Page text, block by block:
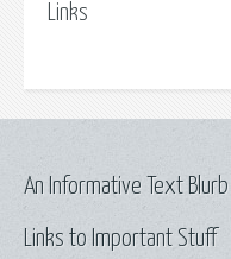
Links
Links to Important Stuff
An Informative Text Blurb